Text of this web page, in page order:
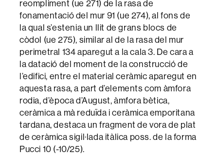
reompliment (ue 271) de la rasa de
fonamentació del mur 91 (ue 274), al fons de
la qual s’estenia un llit de grans blocs de
còdol (ue 275), similar al de la rasa del mur
perimetral 134 aparegut a la cala 3. De cara a
la datació del moment de la construcció de
l’edifici, entre el material ceràmic aparegut en
aquesta rasa, a part d’elements com àmfora
rodia, d’època d’August, àmfora bètica,
ceràmica a mà reduïda i ceràmica emporitana
tardana, destaca un fragment de vora de plat
de ceràmica sigil·lada itàlica poss. de la forma
Pucci 10 (-10/25).